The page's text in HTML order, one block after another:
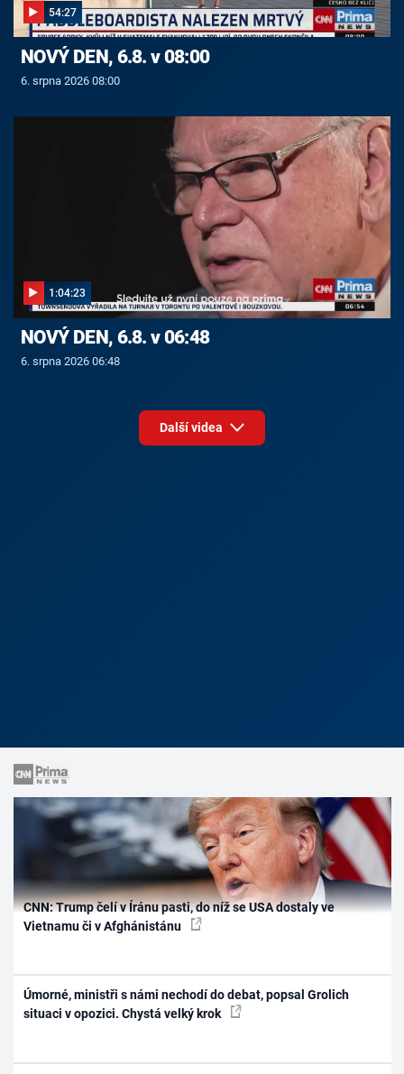
54:27
NOVÝ DEN, 6.8. v 08:00
6. srpna 2026 08:00
1:04:23
NOVÝ DEN, 6.8. v 06:48
6. srpna 2026 06:48
Další videa
CNN: Trump čelí v Íránu pasti, do níž se USA dostaly ve
Vietnamu či v Afghánistánu
Úmorné, ministři s námi nechodí do debat, popsal Grolich
situaci v opozici. Chystá velký krok